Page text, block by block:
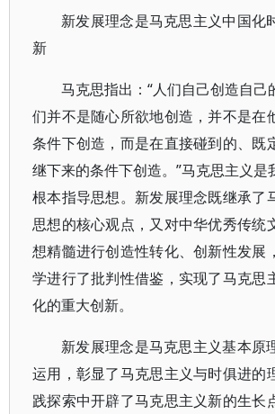
新发展理念是马克思主义中国化
新
马克思指出：“人们自己创造自己
们并不是随心所欲地创造，并不是在
条件下创造，而是在直接碰到的、既
继下来的条件下创造。”马克思主义是
根本指导思想。新发展理念既继承了
思想的核心观点，又对中华优秀传统
想精髓进行创造性转化、创新性发展
学进行了批判性借鉴，实现了马克思
化的重大创新。
新发展理念是马克思主义基本原
运用，彰显了马克思主义与时俱进的
践探索中开辟了马克思主义新的生长